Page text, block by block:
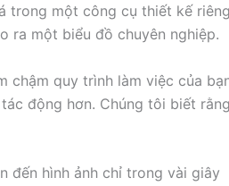
trong một công cụ thiết kế
ra một biểu đồ chuyên nghiệp.
chậm quy trình làm việc của
động hơn. Chúng tôi biết
đến hình ảnh chỉ trong vài giây